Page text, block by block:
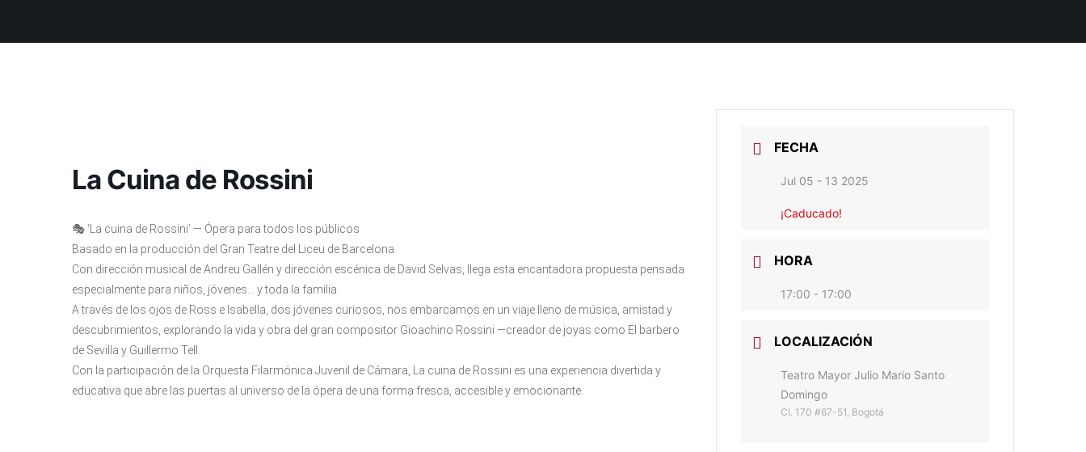
La Cuina de Rossini
🎭 ‘La cuina de Rossini’ — Ópera para todos los públicos
Basado en la producción del Gran Teatre del Liceu de Barcelona
Con dirección musical de Andreu Gallén y dirección escénica de David Selvas, llega esta encantadora propuesta pensada
especialmente para niños, jóvenes… y toda la familia.
A través de los ojos de Ross e Isabella, dos jóvenes curiosos, nos embarcamos en un viaje lleno de música, amistad y
descubrimientos, explorando la vida y obra del gran compositor Gioachino Rossini —creador de joyas como El barbero
de Sevilla y Guillermo Tell.
Con la participación de la Orquesta Filarmónica Juvenil de Cámara, La cuina de Rossini es una experiencia divertida y
educativa que abre las puertas al universo de la ópera de una forma fresca, accesible y emocionante.
FECHA
Jul 05 - 13 2025
¡Caducado!
HORA
17:00 - 17:00
LOCALIZACIÓN
Teatro Mayor Julio Mario Santo
Domingo
Cl. 170 #67-51, Bogotá